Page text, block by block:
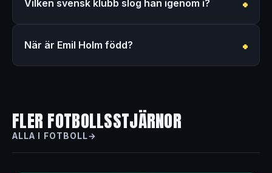
Vilken svensk klubb slog han igenom i?
När är Emil Holm född?
FLER FOTBOLLSSTJÄRNOR
ALLA I FOTBOLL